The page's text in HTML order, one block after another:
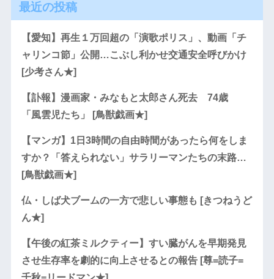
最近の投稿
【愛知】再生１万回超の「演歌ポリス」、動画「チ
ャリンコ節」公開…こぶし利かせ交通安全呼びかけ
[少考さん★]
【訃報】漫画家・みなもと太郎さん死去 74歳
「風雲児たち」 [鳥獣戯画★]
【マンガ】1日3時間の自由時間があったら何をしま
すか？「答えられない」サラリーマンたちの末路…
[鳥獣戯画★]
仏・しば犬ブームの一方で悲しい事態も [きつねうど
ん★]
【午後の紅茶ミルクティー】すい臓がんを早期発見
させ生存率を劇的に向上させるとの報告 [尊=読子=